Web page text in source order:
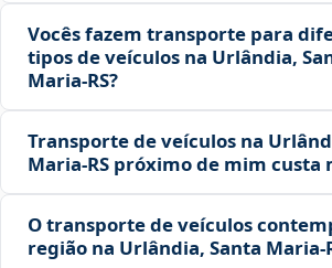
Vocês fazem transporte para
tipos de veículos na Urlândia,
Maria‑RS?
Transporte de veículos na
Maria‑RS próximo de mim custa
O transporte de veículos
região na Urlândia, Santa